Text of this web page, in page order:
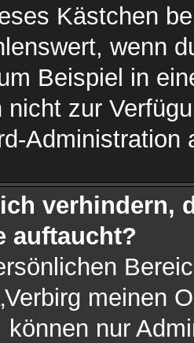
Kästchen
wenn
Beispiel in
nicht zur
Administration
verhindern,
auftaucht?
meinen
nur